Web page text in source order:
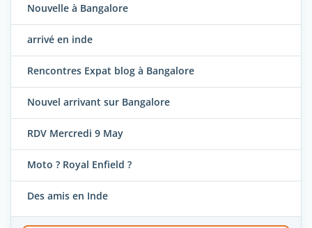
Nouvelle à Bangalore
arrivé en inde
Rencontres Expat blog à Bangalore
Nouvel arrivant sur Bangalore
RDV Mercredi 9 May
Moto ? Royal Enfield ?
Des amis en Inde